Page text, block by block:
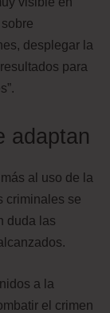
desplegar la
para
adaptan
al uso de la
criminales se
duda las
a la
el crimen